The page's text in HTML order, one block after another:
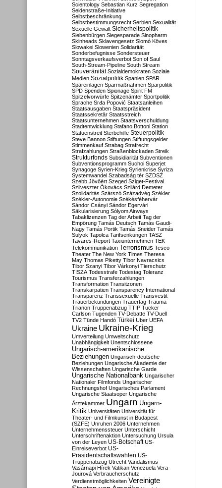
Scientology Sebastian Kurz Segregation
Seidenstraße-Initiative
Selbstbeschränkung
Selbstbestimmungsrecht Serbien Sexualität
Sexuelle Gewalt Sicherheitspolitik
Siebenbürgen Siegesparade Sinopharm
Skinheads Sklavengesetz Slomó Köves
Slowakei Slowenien Solidarität
Sonderbefugnisse Sondersteuer
Sonntagsverkaufsverbot Son of Saul
South-Stream-Pipeline South Stream
Souveränität Sozialdemokraten Soziale
Medien Sozialpolitik Spanien SPAR
Spareinlagen Sparmaßnahmen Sparpolitik
SPD Spenden Spionage Spirit FM
Spitzelvorwürfe Spitzenämter Sportpolitik
Sprache Srđa Popović Staatsanleihen
Staatsausgaben Staatspräsident
Staatssekretär Staatsstreich
Staatsunternehmen Staatsverschuldung
Stadtentwicklung Stafano Bottoni Station
Statuenstreit Sterbehilfe Steuerpolitik
Steve Bannon Stiftungen Stiftungsgelder
Stimmenkauf Strabag Strafrecht
Strafzahlungen Straßenblockaden Streik
Strukturfonds Subsidiarität Subventionen
Subventionsprogramm Suchoi Superjet
Synagoge Syrien-Krieg Syrienkrise Syriza
Systemwandel Szabadság tér SZDSZ
Szebb Jövőért Szeged Sziget-Festival
Szilveszter Ókovács Szilárd Demeter
Szolidaritás Szárszó Századvég Székler
Székler-Autonomie Székésféhervár
Sándor Csányi Sándor Egervári
Säkularisierung Sólyom Airways
Tabaklizenzen Tag der Arbeit Tag der
Empörung Tamás Deutsch Tamás Gaudi-
Nagy Tamás Portik Tamás Sneider Tamás
Sulyok Tapolca Tarifsenkungen TASZ
Tavares-Report Taxiunternehmen TEK
Telekommunikation Terrorismus Tesco
Theater The New York Times Theresa
May Thomas Piketty Tibor Navracsics
Tibor Szanyi Tibor Várkonyi Tierschutz
TISZA Todesstrafe Todestag Toleranz
Tourismus Transferzahlungen
Transformation Transitzonen
Transkarpatien Transparency International
Transparenz Transsexuelle Transvestit
Trauerbekundungen Trauertag Trauma
Trianon Truppenabzug TTIP Tucker
Carlson Tugenden TV-Debatte TV-Duell
TV2 Tünde Handó Türkei Uber UEFA
Ukraine Ukraine-Krieg
Umverteilung Umweltschutz
Unabhängigkeit Unentschlossene
Ungarisch-amerikanische
Beziehungen Ungarisch-deutsche
Beziehungen Ungarische Akademie der
Wissenschaften Ungarische Garde
Ungarische Nationalbank Ungarischer
Nationaler Filmfonds Ungarischer
Rechnungshof Ungarisches Parlament
Ungarische Staatsoper Ungarische
Ärztekammer Ungarn Ungarn-
Kritik Universitäten Universität für
Theater- und Filmkunst in Budapest
(SZFE) Unruhen 2006 Unternehmen
Unternehmenssteuer Unterschicht
Unterschriftenaktion Untersuchung Ursula
von der Leyen US-Botschaft US-
Einreiseverbot US-
Präsidentschaftswahlen US-
Truppenabzug Utrecht Vandalismus
Vasárnapi Hírek Vatikan Venezuela Vera
Jourová Verbraucherschutz
Verdienstmöglichkeiten Vereinigte